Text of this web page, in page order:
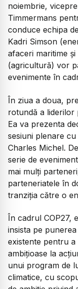
noiembrie,
Timmermans
conduce echipa
Kadri Simson
afaceri maritime
(agricultură) vor
evenimente în
În ziua a doua,
rotundă a liderilor
Ea va prezenta
sesiuni plenare
Charles Michel.
serie de
mai mulţi
parteneriatele în
tranziţia către o
În cadrul COP27,
insista pe
existente pentru
ambiţioase la
unui program de
climatice, cu